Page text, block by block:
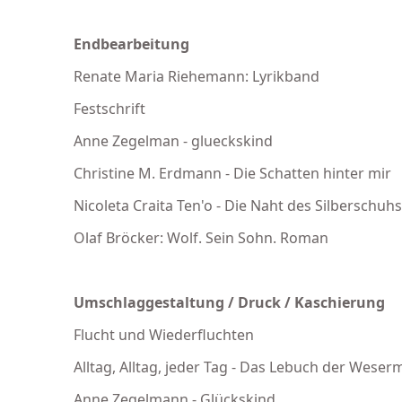
Endbearbeitung
Renate Maria Riehemann: Lyrikband
Festschrift
Anne Zegelman - glueckskind
Christine M. Erdmann - Die Schatten hinter mir
Nicoleta Craita Ten'o - Die Naht des Silberschuhs
Olaf Bröcker: Wolf. Sein Sohn. Roman
Umschlaggestaltung / Druck / Kaschierung
Flucht und Wiederfluchten
Alltag, Alltag, jeder Tag - Das Lebuch der